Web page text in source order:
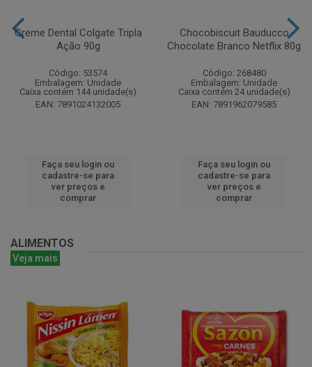
Creme Dental Colgate Tripla
Ação 90g
Código: 53574
Embalagem: Unidade
Caixa contém 144 unidade(s)
EAN: 7891024132005
Faça seu login ou
cadastre-se para
ver preços e
comprar
Chocobiscuit Bauducco
Chocolate Branco Netflix 80g
Código: 268480
Embalagem: Unidade
Caixa contém 24 unidade(s)
EAN: 7891962079585
Faça seu login ou
cadastre-se para
ver preços e
comprar
ALIMENTOS
Veja mais